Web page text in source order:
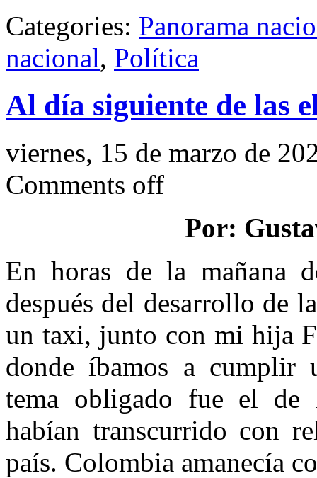
Categories: Panorama
nacional, Política
Al día siguiente de las
viernes, 15 de marzo de
Comments off
Por:
En horas de la mañana
después del desarrollo de
un taxi, junto con mi hija
donde íbamos a cumplir
tema obligado fue el de
habían transcurrido con
país. Colombia amanecía